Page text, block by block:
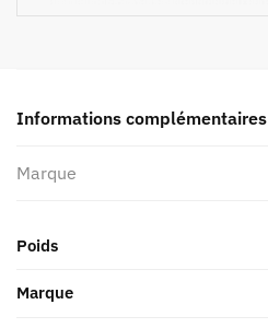
Delite
Informations complémentaires
Marque
Poids
Marque